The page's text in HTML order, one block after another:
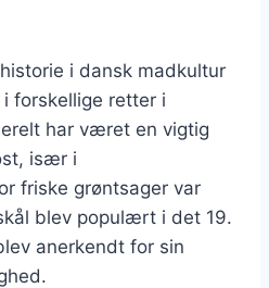
i dansk madkultur
forskellige retter i
har været en vigtig
især i
friske grøntsager var
blev populært i det 19.
anerkendt for sin